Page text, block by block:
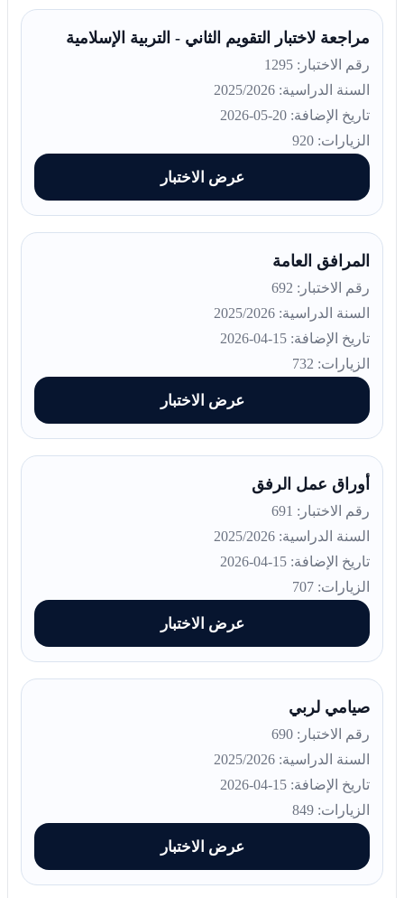
مراجعة لاختبار التقويم الثاني - التربية الإسلامية
رقم الاختبار: 1295
السنة الدراسية: 2025/2026
تاريخ الإضافة: 20-05-2026
الزيارات: 920
عرض الاختبار
المرافق العامة
رقم الاختبار: 692
السنة الدراسية: 2025/2026
تاريخ الإضافة: 15-04-2026
الزيارات: 732
عرض الاختبار
أوراق عمل الرفق
رقم الاختبار: 691
السنة الدراسية: 2025/2026
تاريخ الإضافة: 15-04-2026
الزيارات: 707
عرض الاختبار
صيامي لربي
رقم الاختبار: 690
السنة الدراسية: 2025/2026
تاريخ الإضافة: 15-04-2026
الزيارات: 849
عرض الاختبار